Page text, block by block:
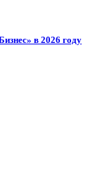
в 2026 году